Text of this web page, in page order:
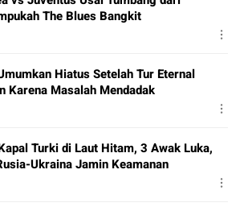
The Blues Bangkit
Hiatus Setelah Tur Eternal
Karena Masalah Mendadak
Turki di Laut Hitam, 3 Awak Luka,
Ukraina Jamin Keamanan